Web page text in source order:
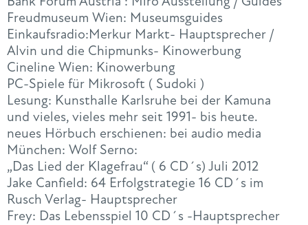
Freudmuseum Wien: Museumsguides
Einkaufsradio:Merkur Markt- Hauptsprecher /
Alvin und die Chipmunks- Kinowerbung
Cineline Wien: Kinowerbung
PC-Spiele für Mikrosoft ( Sudoki )
Lesung: Kunsthalle Karlsruhe bei der Kamuna
und vieles, vieles mehr seit 1991- bis heute.
neues Hörbuch erschienen: bei audio media
München: Wolf Serno:
„Das Lied der Klagefrau“ ( 6 CD´s) Juli 2012
Jake Canfield: 64 Erfolgstrategie 16 CD´s im
Rusch Verlag- Hauptsprecher
Frey: Das Lebensspiel 10 CD´s -Hauptsprecher